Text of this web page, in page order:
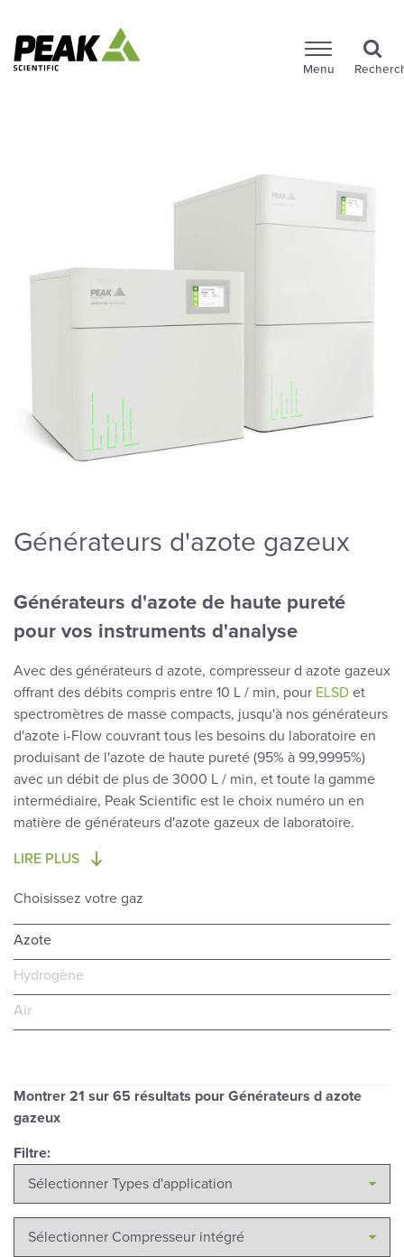
Menu
Choisissez votre gaz
Azote
Hydrogène
Air
Générateurs d'azote gazeux
Générateurs d'azote de haute pureté
pour vos instruments d'analyse
Avec des générateurs d azote, compresseur d azote gazeux
offrant des débits compris entre 10 L / min, pour ELSD et
spectromètres de masse compacts, jusqu'à nos générateurs
d'azote i-Flow couvrant tous les besoins du laboratoire en
produisant de l'azote de haute pureté (95% à 99,9995%)
avec un débit de plus de 3000 L / min, et toute la gamme
intermédiaire, Peak Scientific est le choix numéro un en
matière de générateurs d'azote gazeux de laboratoire.
LIRE PLUS
Montrer 21 sur 65 résultats pour Générateurs d azote
gazeux
Filtre: